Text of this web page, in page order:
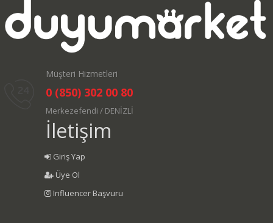
Müşteri Hizmetleri
0 (850) 302 00 80
Merkezefendi / DENİZLİ
İletişim
Giriş Yap
Üye Ol
Influencer Başvuru